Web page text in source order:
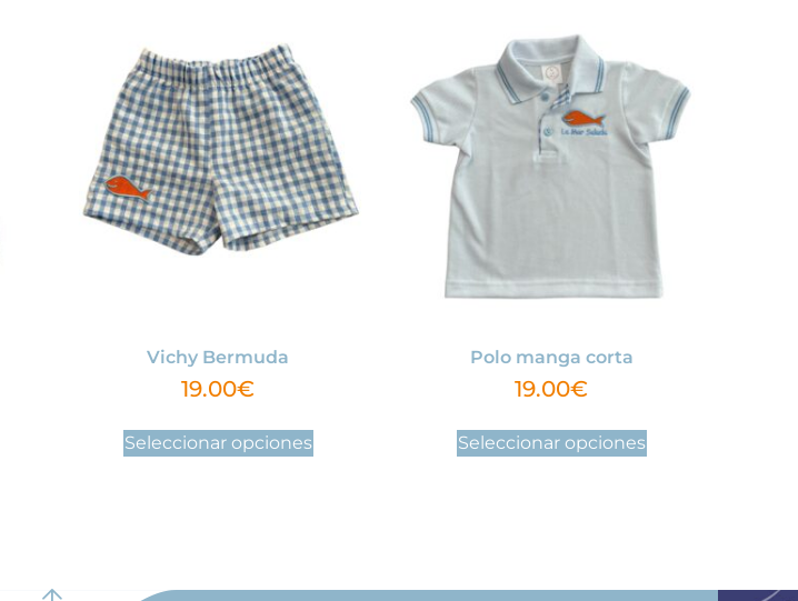
Vichy Bermuda
19.00€
Seleccionar opciones
Polo manga corta
19.00€
Seleccionar opciones